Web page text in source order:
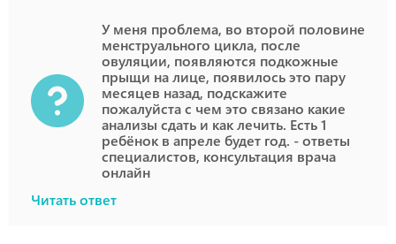
У меня проблема, во второй половине
менструального цикла, после
овуляции, появляются подкожные
прыщи на лице, появилось это пару
месяцев назад, подскажите
пожалуйста с чем это связано какие
анализы сдать и как лечить. Есть 1
ребёнок в апреле будет год. - ответы
специалистов, консультация врача
онлайн
Читать ответ